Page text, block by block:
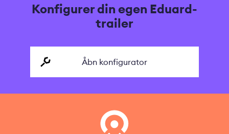
Konfigurer din egen Eduard-
trailer
Åbn konfigurator